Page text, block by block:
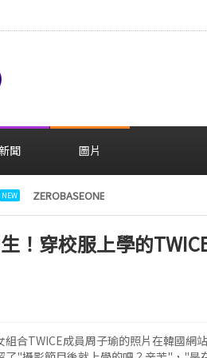
聞 圖片
NEW ZEROBASEONE登上日本雜誌封面，
！穿校服上學的
合TWICE成員周子瑜的照片在韓國網